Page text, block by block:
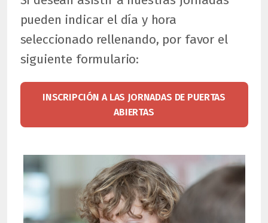
pueden indicar el día y hora
seleccionado rellenando, por favor el
siguiente formulario:
INSCRIPCIÓN A LAS JORNADAS DE PUERTAS
ABIERTAS